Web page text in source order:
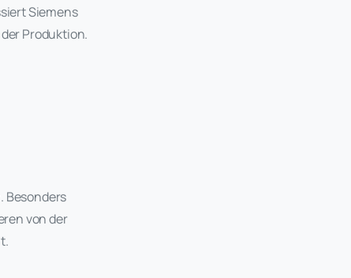
Siemens
Produktion.
Besonders
von der